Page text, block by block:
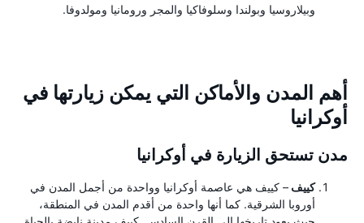
وبيلاروسيا وبولندا وسلوفاكيا والمجر ورومانيا ومولدوفا.
أهم المدن والأماكن التي يمكن زيارتها في
أوكرانيا
مدن تستحق الزيارة في أوكرانيا
كييف – كييف هي عاصمة أوكرانيا وواحدة من أجمل المدن في
أوروبا الشرقية. كما أنها واحدة من أقدم المدن في المنطقة،